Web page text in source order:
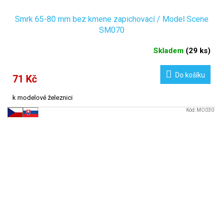
Smrk 65-80 mm bez kmene zapichovací / Model Scene
SM070
Skladem (29 ks)
71 Kč Do košíku
k modelové železnici
Kód: MO030